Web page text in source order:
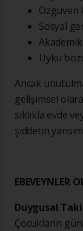
Özgüven
Sosyal
Akademik
Uyku
Ancak
gelişimsel
sıklıkla evde
şiddetin
EBEVEYNLER
Duygusal
Çocukların